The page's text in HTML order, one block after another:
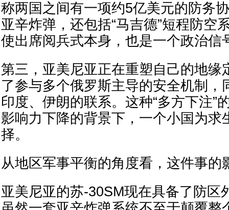
称两国之间有一项约5亿美元的防务
亚辛炸弹，还包括“马吉德”短程防空
使出席阅兵式本身，也是一个政治信
第三，亚美尼亚正在重塑自己的地缘
了参与多个俄罗斯主导的安全机制，
印度、伊朗的联系。这种“多方下注”
影响力下降的背景下，一个小国为求
择。
从地区军事平衡的角度看，这件事的
亚美尼亚的苏-30SM现在具备了防区